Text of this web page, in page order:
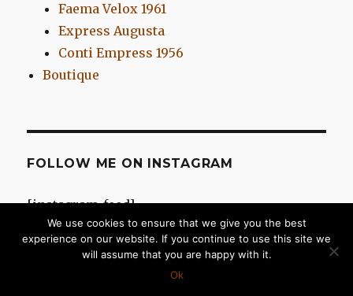
Faema Velox 1961
Express Augusta
Conti Empress 1956
Boutique
FOLLOW ME ON INSTAGRAM
[instagram-feed]
Fièrement propulsé par WordPress
We use cookies to ensure that we give you the best
experience on our website. If you continue to use this site we
will assume that you are happy with it.
Ok